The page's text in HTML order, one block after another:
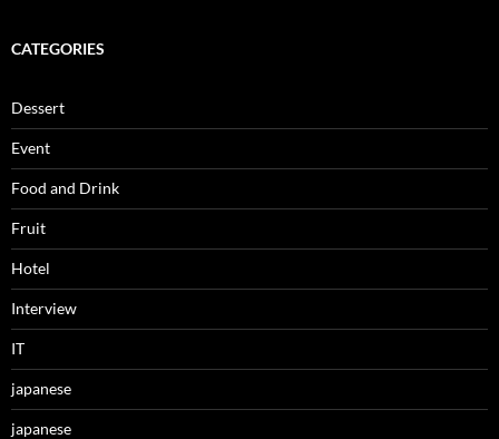
CATEGORIES
Dessert
Event
Food and Drink
Fruit
Hotel
Interview
IT
japanese
japanese